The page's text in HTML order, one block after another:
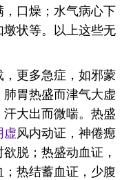
口燥；水气病心下
状等。以上这些无
更多急症，如邪蒙
胃热盛而津气大虚
大出而微喘。热盛
虚风内动证，神倦瘛
脱；热盛动血证，
热结蓄血证，少腹